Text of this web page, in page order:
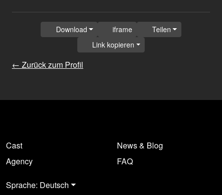
← Zurück zum Profil
Download iframe
Teilen
Link kopieren
Cast
Agency
News & Blog
FAQ
Sprache: Deutsch